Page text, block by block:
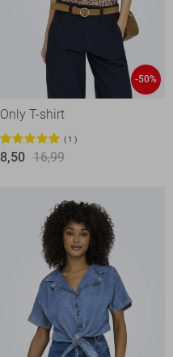
-50%
Only T-shirt
1
8,50 16,99